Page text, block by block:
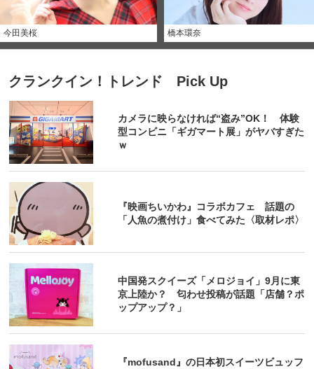
今田美桜 橋本環奈
クランクイン！トレンド Pick Up
カメラに映らなければ“盗み”OK！ 体験
型コンビニ「ギガマート展」がヤバすぎた
ｗ
『映画ちいかわ』コラボカフェ 話題の
「人魚の煮付け」食べてみた〈取材レポ〉
中国発スクイーズ「メロジョイ」9月に東
京上陸か？ 匂わせ投稿が話題「店舗？ポ
ップアップ？」
『mofusand』の日本初スイーツビュッフ